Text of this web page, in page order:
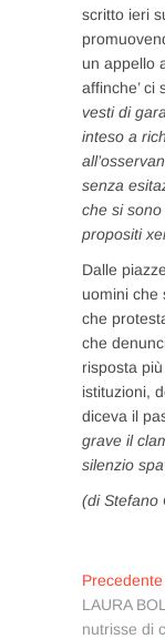
scritto ieri
un appello
affinche’ ci
vesti di
inteso a
senza
che si
propositi
Dalle
uomini che
che
che
risposta
istituzioni,
diceva il
grave il
silenzio
(di Stefano
articoli
Precedente
LAURA
nutrisse di